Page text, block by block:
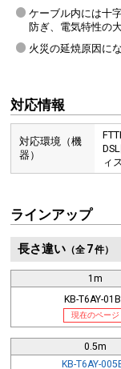
ケーブル内には十
防ぎ、電気特性の
火災の延焼原因に
対応情報
対応環境（機
器）
ィ
ラインアップ
長さ違い（全 7件）
1m
KB-T6AY-
現在のページ
0.5m
KB-T6AY-